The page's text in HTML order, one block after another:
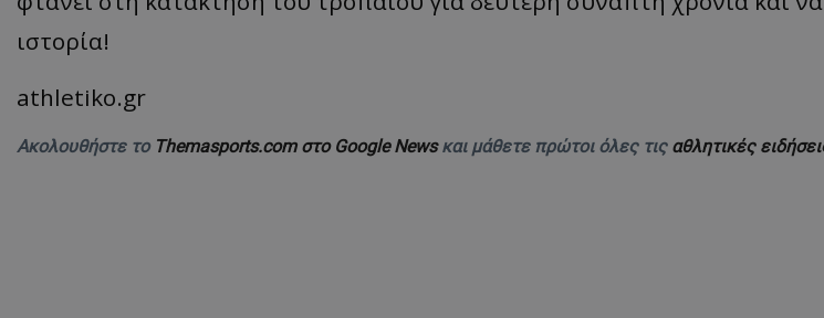
ιστορία!
athletiko.gr
Ακολουθήστε το Themasports.com στο Google Newsκαι μάθετε πρώτοι όλες τις αθλητικές